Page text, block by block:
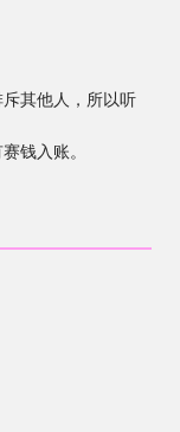
其他人，所以听
钱入账。